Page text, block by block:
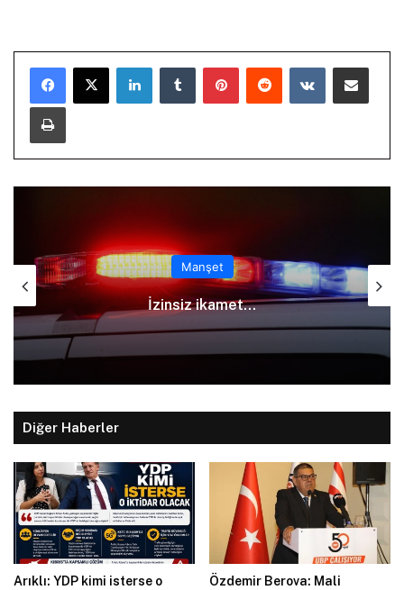
LinkedInTumblr PinterestReddit VKontakteE-Posta ile paylaş
Yazdır
Manşet
İzinsiz ikamet…
Diğer Haberler
Arıklı: YDP kimi isterse o
Özdemir Berova: Mali